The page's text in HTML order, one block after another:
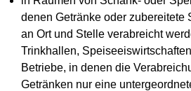
denen Getränke oder zubereitete
an Ort und Stelle verabreicht
Trinkhallen,
Betriebe, in denen die
Getränken nur eine